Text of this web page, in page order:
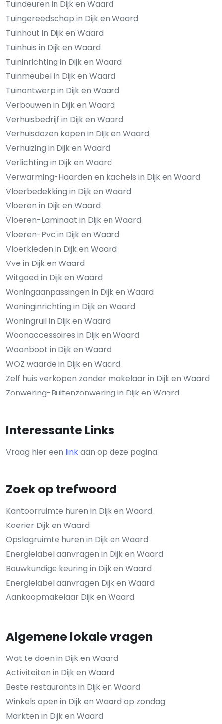
Tuindeuren in Dijk en Waard
Tuingereedschap in Dijk en Waard
Tuinhout in Dijk en Waard
Tuinhuis in Dijk en Waard
Tuininrichting in Dijk en Waard
Tuinmeubel in Dijk en Waard
Tuinontwerp in Dijk en Waard
Verbouwen in Dijk en Waard
Verhuisbedrijf in Dijk en Waard
Verhuisdozen kopen in Dijk en Waard
Verhuizing in Dijk en Waard
Verlichting in Dijk en Waard
Verwarming-Haarden en kachels in Dijk en Waard
Vloerbedekking in Dijk en Waard
Vloeren in Dijk en Waard
Vloeren-Laminaat in Dijk en Waard
Vloeren-Pvc in Dijk en Waard
Vloerkleden in Dijk en Waard
Vve in Dijk en Waard
Witgoed in Dijk en Waard
Woningaanpassingen in Dijk en Waard
Woninginrichting in Dijk en Waard
Woningruil in Dijk en Waard
Woonaccessoires in Dijk en Waard
Woonboot in Dijk en Waard
WOZ waarde in Dijk en Waard
Zelf huis verkopen zonder makelaar in Dijk en Waard
Zonwering-Buitenzonwering in Dijk en Waard
Interessante Links
Vraag hier een linkaan op deze pagina.
Zoek op trefwoord
Kantoorruimte huren in Dijk en Waard
Koerier Dijk en Waard
Opslagruimte huren in Dijk en Waard
Energielabel aanvragen in Dijk en Waard
Bouwkundige keuring in Dijk en Waard
Energielabel aanvragen Dijk en Waard
Aankoopmakelaar Dijk en Waard
Algemene lokale vragen
Wat te doen in Dijk en Waard
Activiteiten in Dijk en Waard
Beste restaurants in Dijk en Waard
Winkels open in Dijk en Waard op zondag
Markten in Dijk en Waard